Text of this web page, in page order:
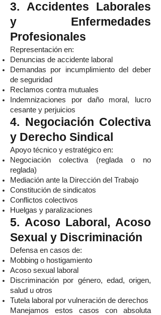
3. Accidentes Laborales
y Enfermedades
Profesionales
Representación en:
Denuncias de accidente laboral
Demandas por incumplimiento del deber
de seguridad
Reclamos contra mutuales
Indemnizaciones por daño moral, lucro
cesante y perjuicios
4. Negociación Colectiva
y Derecho Sindical
Apoyo técnico y estratégico en:
Negociación colectiva (reglada o no
reglada)
Mediación ante la Dirección del Trabajo
Constitución de sindicatos
Conflictos colectivos
Huelgas y paralizaciones
5. Acoso Laboral, Acoso
Sexual y Discriminación
Defensa en casos de:
Mobbing o hostigamiento
Acoso sexual laboral
Discriminación por género, edad, origen,
salud u otros
Tutela laboral por vulneración de derechos
Manejamos estos casos con absoluta